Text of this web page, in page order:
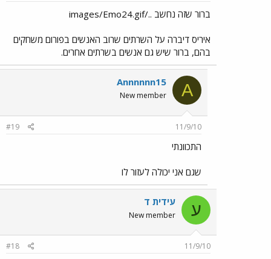
ברור שזה נחשב ../images/Emo24.gif
איריס דיברה על השרתים שרוב האנשים בפורום משחקים
בהם, ברור שיש גם אנשים בשרתים אחרים.
A
Annnnnn15
New member
11/9/10
#19
התכוונתי
שגם אני יכולה לעזור לו
ע עידית ד
New member
11/9/10
#18